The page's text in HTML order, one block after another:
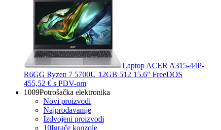
Laptop ACER A315-44P-
R6GG Ryzen 7 5700U 12GB 512 15.6" FreeDOS
455,52 € s PDV-om
1009Potrošačka elektronika
Novi proizvodi
Najprodavanije
Izdvojeni proizvodi
10Igrače konzole